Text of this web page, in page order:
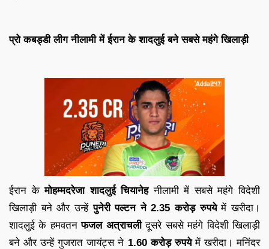
प्रो कबड्डी लीग नीलामी में ईरान के शादलुई बने सबसे महंगे खिलाड़ी
ईरान केमोहम्मदरेजा शादलुई चियानेहनीलामी में सबसे महंगे विदेशी
खिलाड़ी बने और उन्हेंपुनेरी पल्टन ने 2.35 करोड़ रुपयेमें खरीदा।
शादलुई के हमवतनफजल अत्राचलीदूसरे सबसे महंगे विदेशी खिलाड़ी
बने और उन्हें गुजरात जायंट्स ने 1.60 करोड़ रुपयेमें खरीदा। मनिंदर